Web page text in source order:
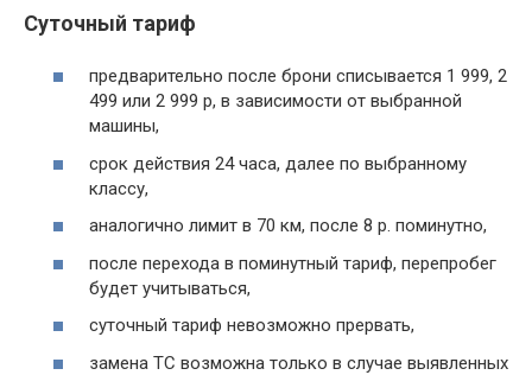
Суточный тариф
предварительно после брони списывается 1 999, 2
499 или 2 999 р, в зависимости от выбранной
машины,
срок действия 24 часа, далее по выбранному
классу,
аналогично лимит в 70 км, после 8 р. поминутно,
после перехода в поминутный тариф, перепробег
будет учитываться,
суточный тариф невозможно прервать,
замена ТС возможна только в случае выявленных